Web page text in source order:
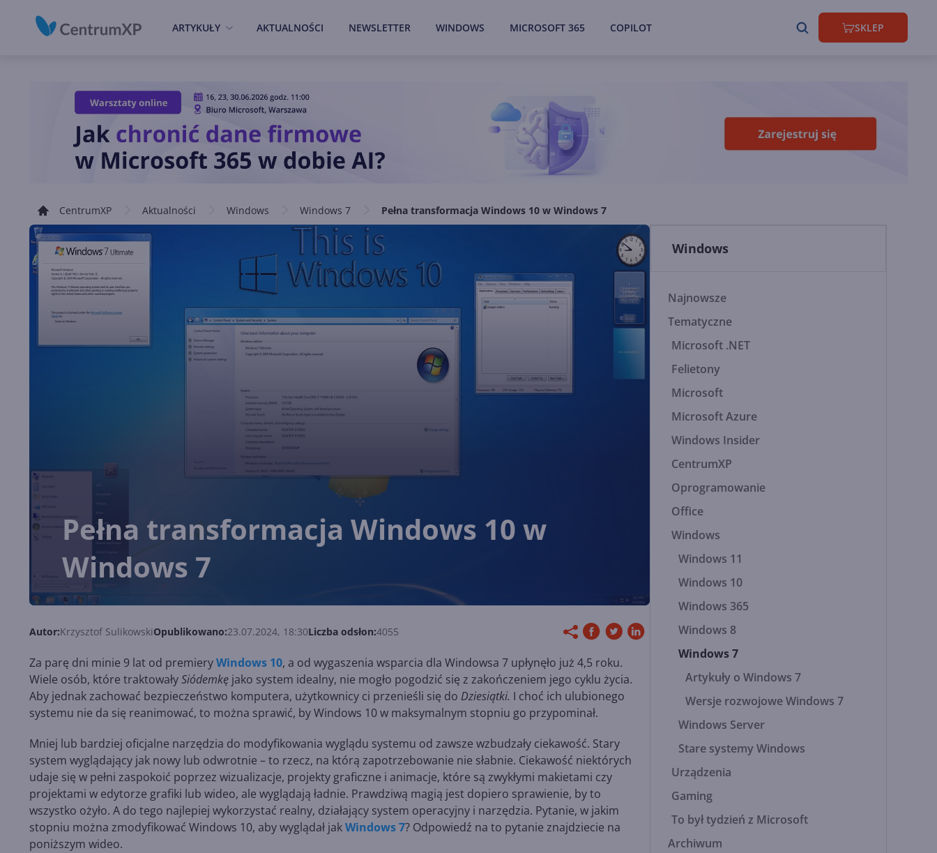
ARTYKUŁY AKTUALNOŚCI NEWSLETTER WINDOWS MICROSOFT 365 COPILOT SKLEP
CentrumXP Aktualności Windows Windows 7 Pełna transformacja Windows 10 w Windows 7
Pełna transformacja Windows 10 w
Windows 7
Autor:Krzysztof SulikowskiOpublikowano:23.07.2024, 18:30Liczba odsłon:4055
Za parę dni minie 9 lat od premieryWindows 10, a od wygaszenia wsparcia dla Windowsa 7 upłynęło już 4,5 roku.
Wiele osób, które traktowałySiódemkę jako system idealny, nie mogło pogodzić się z zakończeniem jego cyklu życia.
Aby jednak zachować bezpieczeństwo komputera, użytkownicy ci przenieśli się do Dziesiątki. I choć ich ulubionego
systemu nie da się reanimować, to można sprawić, by Windows 10 w maksymalnym stopniu go przypominał.
Mniej lub bardziej oficjalne narzędzia do modyfikowania wyglądu systemu od zawsze wzbudzały ciekawość. Stary
system wyglądający jak nowy lub odwrotnie – to rzecz, na którą zapotrzebowanie nie słabnie. Ciekawość niektórych
udaje się w pełni zaspokoić poprzez wizualizacje, projekty graficzne i animacje, które są zwykłymi makietami czy
projektami w edytorze grafiki lub wideo, ale wyglądają ładnie. Prawdziwą magią jest dopiero sprawienie, by to
wszystko ożyło. A do tego najlepiej wykorzystać realny, działający system operacyjny i narzędzia. Pytanie, w jakim
stopniu można zmodyfikować Windows 10, aby wyglądał jakWindows 7? Odpowiedź na to pytanie znajdziecie na
poniższym wideo.
Windows
Najnowsze
Tematyczne
Microsoft .NET
Felietony
Microsoft
Microsoft Azure
Windows Insider
CentrumXP
Oprogramowanie
Office
Windows
Windows 11
Windows 10
Windows 365
Windows 8
Windows 7
Artykuły o Windows 7
Wersje rozwojowe Windows 7
Windows Server
Stare systemy Windows
Urządzenia
Gaming
To był tydzień z Microsoft
Archiwum